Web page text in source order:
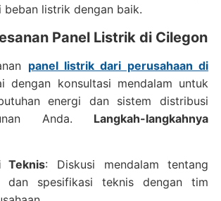
beban listrik dengan baik.
Panel Listrik di Cilegon
panel listrik dari perusahaan di
dengan konsultasi mendalam untuk
energi dan sistem distribusi
Anda. Langkah-langkahnya
Teknis: Diskusi mendalam tentang
dan spesifikasi teknis dengan tim